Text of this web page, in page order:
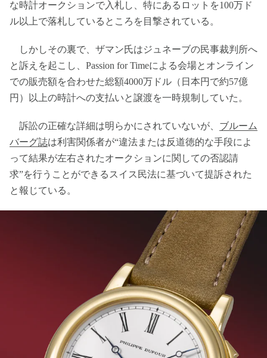
な時計オークションで入札し、特にあるロットを100万ド
ル以上で落札しているところを目撃されている。
しかしその裏で、ザマン氏はジュネーブの民事裁判所へ
と訴えを起こし、Passion for Timeによる会場とオンライン
での販売額を合わせた総額4000万ドル（日本円で約57億
円）以上の時計への支払いと譲渡を一時規制していた。
訴訟の正確な詳細は明らかにされていないが、 ブルーム
バーグ誌は利害関係者が“違法または反道徳的な手段によ
って結果が左右されたオークションに関しての否認請
求”を行うことができるスイス民法に基づいて提訴された
と報じている。